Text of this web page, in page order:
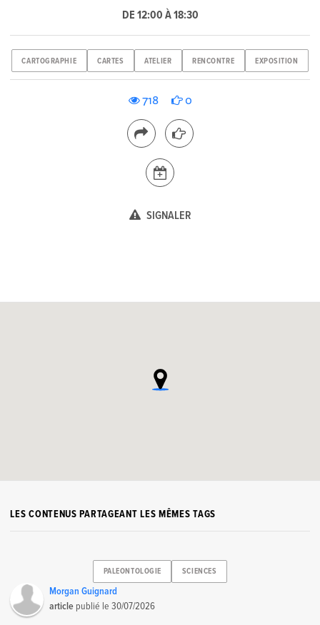
DE 12:00 À 18:30
CARTOGRAPHIE CARTES ATELIER RENCONTRE EXPOSITION
718 0
SIGNALER
LES CONTENUS PARTAGEANT LES MÊMES TAGS
PALEONTOLOGIE SCIENCES
Morgan Guignard
article publié le30/07/2026